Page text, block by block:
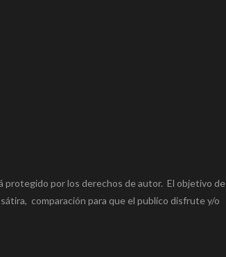
por los derechos de autor. El objetivo de
comparación para que el publico disfrute y/o